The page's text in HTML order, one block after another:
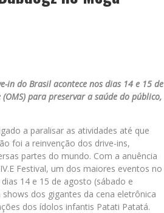
in do Brasil acontece nos dias 14 e 15 de
para preservar a saúde do público,
a paralisar as atividades até que
foi a reinvenção dos drive-ins,
partes do mundo. Com a anuência
Festival, um dos maiores eventos no
14 e 15 de agosto (sábado e
dos gigantes da cena eletrônica
dos ídolos infantis Patati Patatá.